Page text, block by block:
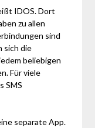
IDOS. Dort
zu allen
sind
sich die
beliebigen
Für viele
SMS
separate App.